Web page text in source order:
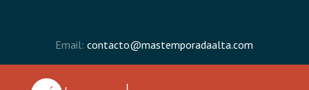
Email:contacto@mastemporadaalta.com